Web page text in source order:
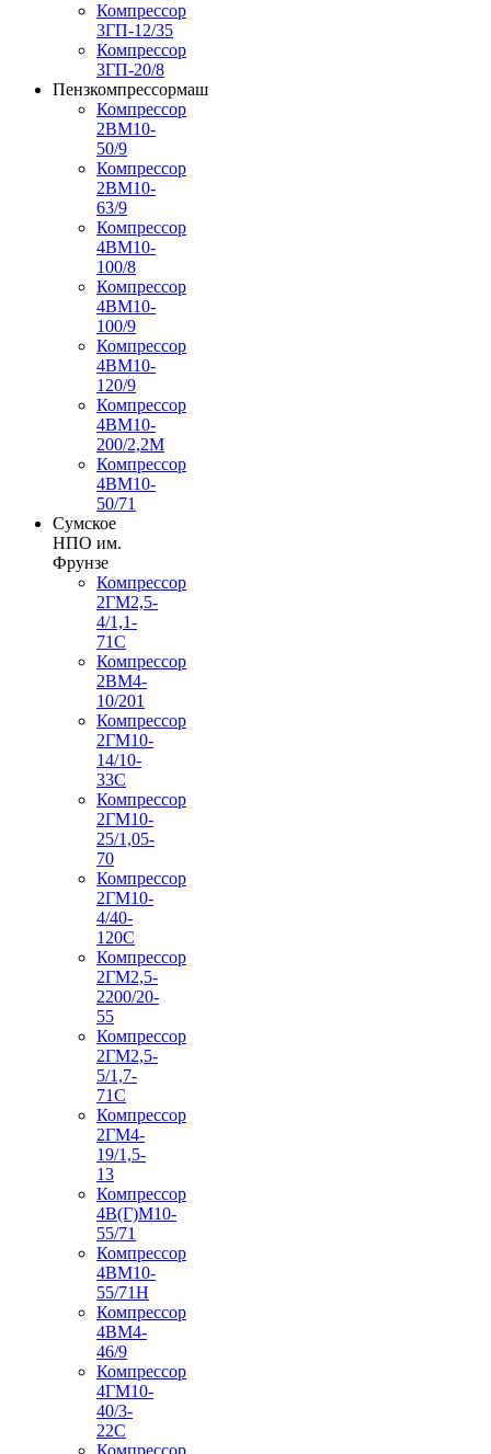
Компрессор
3ГП-12/35
Компрессор
3ГП-20/8
Пензкомпрессормаш
Компрессор
2ВМ10-
50/9
Компрессор
2ВМ10-
63/9
Компрессор
4ВМ10-
100/8
Компрессор
4ВМ10-
100/9
Компрессор
4ВМ10-
120/9
Компрессор
4ВМ10-
200/2,2М
Компрессор
4ВМ10-
50/71
Сумское
НПО им.
Фрунзе
Компрессор
2ГМ2,5-
4/1,1-
71С
Компрессор
2ВМ4-
10/201
Компрессор
2ГМ10-
14/10-
33С
Компрессор
2ГМ10-
25/1,05-
70
Компрессор
2ГМ10-
4/40-
120С
Компрессор
2ГМ2,5-
2200/20-
55
Компрессор
2ГМ2,5-
5/1,7-
71С
Компрессор
2ГМ4-
19/1,5-
13
Компрессор
4В(Г)М10-
55/71
Компрессор
4ВМ10-
55/71Н
Компрессор
4ВМ4-
46/9
Компрессор
4ГМ10-
40/3-
22С